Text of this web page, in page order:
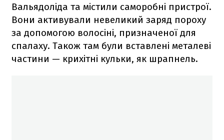
Вальядоліда та містили саморобні пристрої.
Вони активували невеликий заряд пороху
за допомогою волосіні, призначеної для
спалаху. Також там були вставлені металеві
частини — крихітні кульки, як шрапнель.